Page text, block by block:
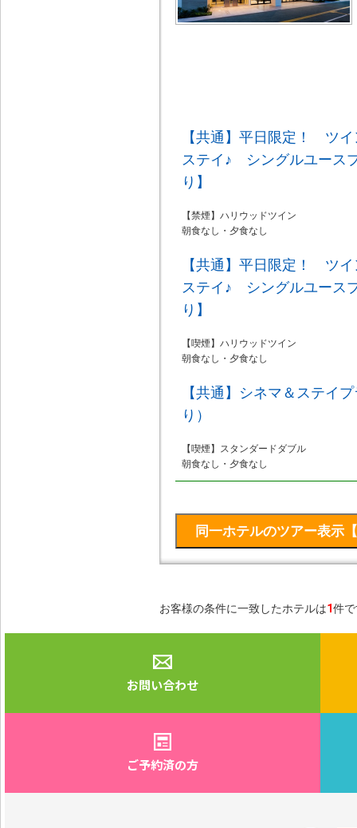
【共通】平日限定！ ツ
ステイ♪ シングルユース
り】
【禁煙】ハリウッドツイン
朝食なし・夕食なし
【共通】平日限定！ ツ
ステイ♪ シングルユース
り】
【喫煙】ハリウッドツイン
朝食なし・夕食なし
【共通】シネマ＆ステイ
り）
【喫煙】スタンダードダブル
朝食なし・夕食なし
お客様の条件に一致したホテルは1件
お問い合わせ
ご予約済の方